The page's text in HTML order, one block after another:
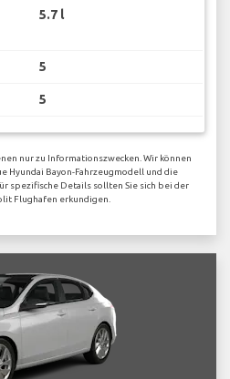
5.7 l
5
5
nur zu Informationszwecken. Wir können
Hyundai Bayon-Fahrzeugmodell und die
spezifische Details sollten Sie sich bei der
Flughafen erkundigen.